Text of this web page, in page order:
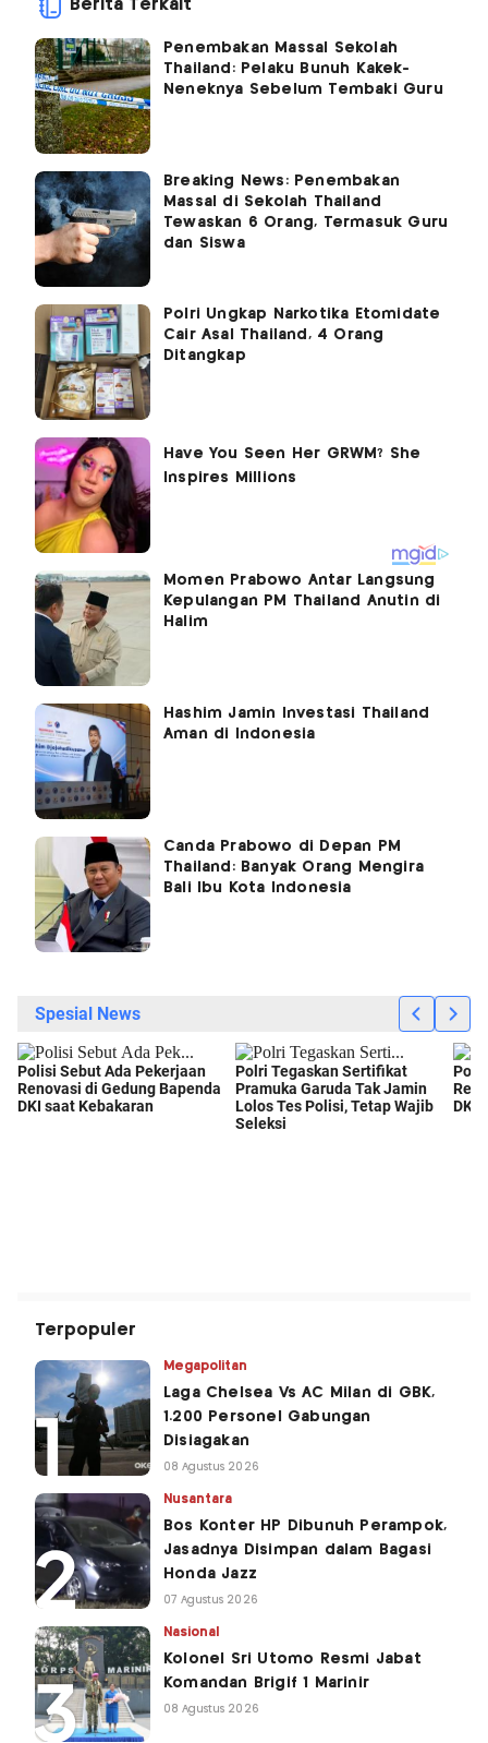
Berita Terkait
Penembakan Massal Sekolah
Thailand: Pelaku Bunuh Kakek-
Neneknya Sebelum Tembaki Guru
Breaking News: Penembakan
Massal di Sekolah Thailand
Tewaskan 6 Orang, Termasuk Guru
dan Siswa
Polri Ungkap Narkotika Etomidate
Cair Asal Thailand, 4 Orang
Ditangkap
Momen Prabowo Antar Langsung
Kepulangan PM Thailand Anutin di
Halim
Hashim Jamin Investasi Thailand
Aman di Indonesia
Canda Prabowo di Depan PM
Thailand: Banyak Orang Mengira
Bali Ibu Kota Indonesia
Terpopuler
Megapolitan
Laga Chelsea Vs AC Milan di GBK,
1.200 Personel Gabungan
Disiagakan
08 Agustus 2026
Nusantara
Bos Konter HP Dibunuh Perampok,
Jasadnya Disimpan dalam Bagasi
Honda Jazz
07 Agustus 2026
Nasional
Kolonel Sri Utomo Resmi Jabat
Komandan Brigif 1 Marinir
08 Agustus 2026